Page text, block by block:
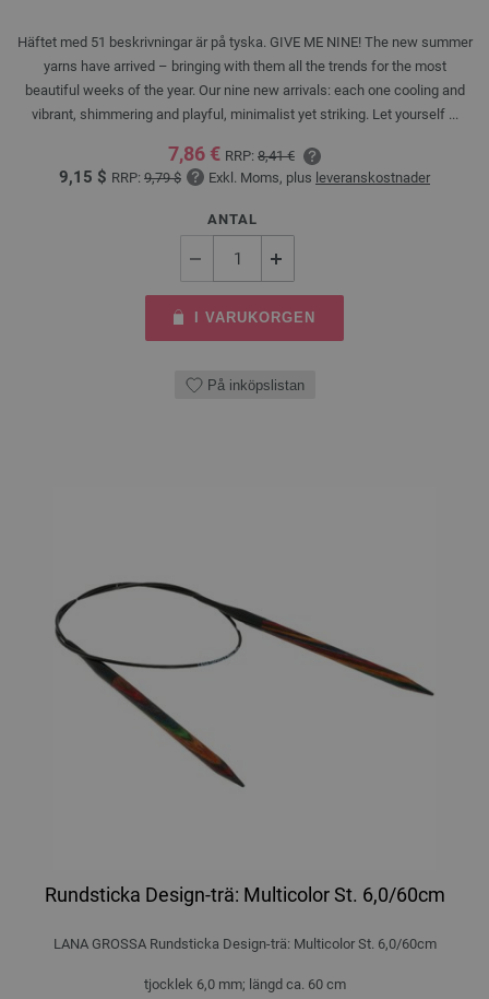
Häftet med 51 beskrivningar är på tyska. GIVE ME NINE! The new summer
yarns have arrived – bringing with them all the trends for the most
beautiful weeks of the year. Our nine new arrivals: each one cooling and
vibrant, shimmering and playful, minimalist yet striking. Let yourself ...
7,86 € RRP: 8,41 €
9,15 $ RRP: 9,79 $ Exkl. Moms, plus leveranskostnader
ANTAL
I VARUKORGEN
På inköpslistan
Rundsticka Design-trä: Multicolor St. 6,0/60cm
LANA GROSSA Rundsticka Design-trä: Multicolor St. 6,0/60cm
tjocklek 6,0 mm; längd ca. 60 cm